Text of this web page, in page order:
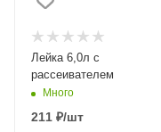
Лейка 6,0л с
рассеивателем
Много
211 ₽/шт